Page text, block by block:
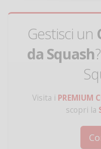
Gestisci un
da Squash
Visita i PREMIUM
scopri la